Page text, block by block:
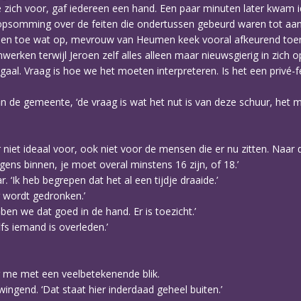
voor, gaf iedereen een hand. Een paar minuten later kwam
over de feiten die ondertussen gebeurd waren tot
toe wat op, mevrouw van Heumen keek vooral afkeurend
terwijl Jeroen zelf alles alleen maar nieuwsgierig in zich
Vraag is hoe we het moeten interpreteren. Is het een
gemeente, ‘de vraag is wat het nut is van deze schuur, het
niet ideaal voor, ook niet voor de mensen die er nu zitten.
binnen, je moet overal minstens 16 zijn, of 18.’
‘Ik heb begrepen dat het al een tijdje draaide.’
gedronken.’
we dat goed in de hand. Er is toezicht.’
iemand is overleden.’
met een veelbetekenende blik.
‘Dat staat hier inderdaad geheel buiten.’